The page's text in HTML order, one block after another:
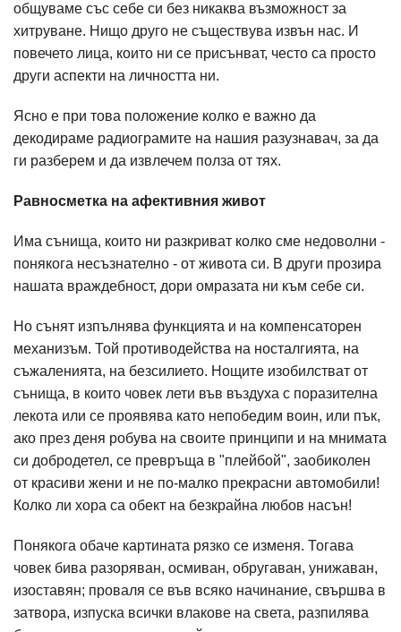
общуваме със себе си без никаква възможност за
хитруване. Нищо друго не съществува извън нас. И
повечето лица, които ни се присънват, често са просто
други аспекти на личността ни.
Ясно е при това положение колко е важно да
декодираме радиограмите на нашия разузнавач, за да
ги разберем и да извлечем полза от тях.
Равносметка на афективния живот
Има сънища, които ни разкриват колко сме недоволни -
понякога несъзнателно - от живота си. В други прозира
нашата враждебност, дори омразата ни към себе си.
Но сънят изпълнява функцията и на компенсаторен
механизъм. Той противодейства на носталгията, на
съжаленията, на безсилието. Нощите изобилстват от
сънища, в които човек лети във въздуха с поразителна
лекота или се проявява като непобедим воин, или пък,
ако през деня робува на своите принципи и на мнимата
си добродетел, се превръща в "плейбой", заобиколен
от красиви жени и не по-малко прекрасни автомобили!
Колко ли хора са обект на безкрайна любов насън!
Понякога обаче картината рязко се изменя. Тогава
човек бива разоряван, осмиван, обругаван, унижаван,
изоставян; проваля се във всяко начинание, свършва в
затвора, изпуска всички влакове на света, разпилява